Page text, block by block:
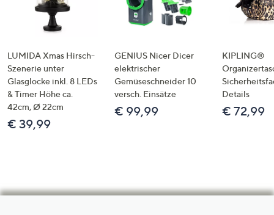
LUMIDA Xmas Hirsch-
Szenerie unter
Glasglocke inkl. 8 LEDs
& Timer Höhe ca.
42cm, Ø 22cm
€ 39,99
GENIUS Nicer Dicer
elektrischer
Gemüseschneider 10
versch. Einsätze
€ 99,99
KIPLING®
Details
€ 72,99